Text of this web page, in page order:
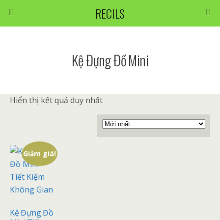
RECILS
Kệ Đựng Đồ Mini
Hiển thị kết quả duy nhất
Giảm giá!
Kệ Đựng Đồ